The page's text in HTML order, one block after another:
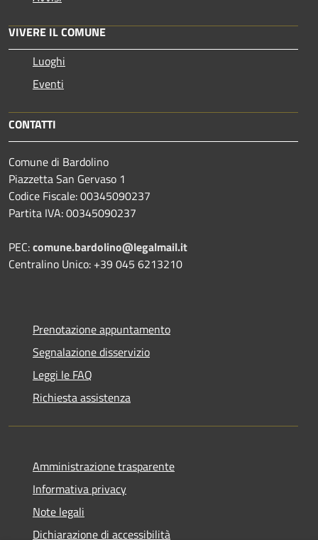
VIVERE IL COMUNE
Luoghi
Eventi
CONTATTI
Comune di Bardolino
Piazzetta San Gervaso 1
Codice Fiscale: 00345090237
Partita IVA: 00345090237
PEC:comune.bardolino@legalmail.it
Centralino Unico: +39 045 6213210
Prenotazione appuntamento
Segnalazione disservizio
Leggi le FAQ
Richiesta assistenza
Amministrazione trasparente
Informativa privacy
Note legali
Dichiarazione di accessibilità